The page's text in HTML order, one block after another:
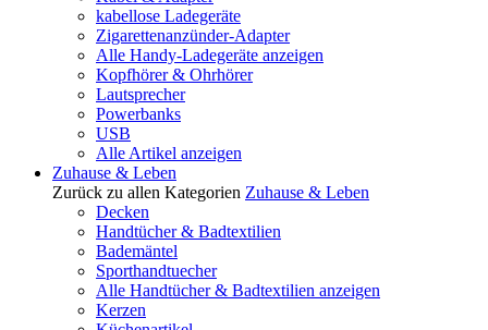
kabellose Ladegeräte
Zigarettenanzünder-Adapter
Alle Handy-Ladegeräte anzeigen
Kopfhörer & Ohrhörer
Lautsprecher
Powerbanks
USB
Alle Artikel anzeigen
Zuhause & Leben
Zurück zu allen Kategorien Zuhause & Leben
Decken
Handtücher & Badtextilien
Bademäntel
Sporthandtuecher
Alle Handtücher & Badtextilien anzeigen
Kerzen